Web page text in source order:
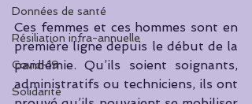
Données de santé
Résiliation infra-annuelle
Covid-19
Solidarité
Ces femmes et ces hommes sont en
première ligne depuis le début de la
pandémie. Qu’ils soient soignants,
administratifs ou techniciens, ils ont